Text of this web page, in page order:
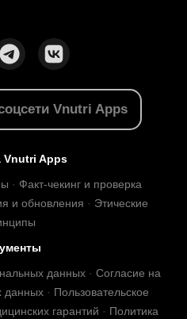
Vnutri Apps
Vnutri Apps
· Факт-чекинг и проверка
и обновления · Этические
данных· Согласие на
данных · Пользовательское
гарантий · Политика